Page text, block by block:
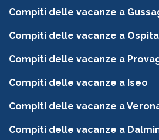
Compiti delle vacanze a
Compiti delle vacanze a
Compiti delle vacanze a
Compiti delle vacanze a Iseo
Compiti delle vacanze a
Compiti delle vacanze a